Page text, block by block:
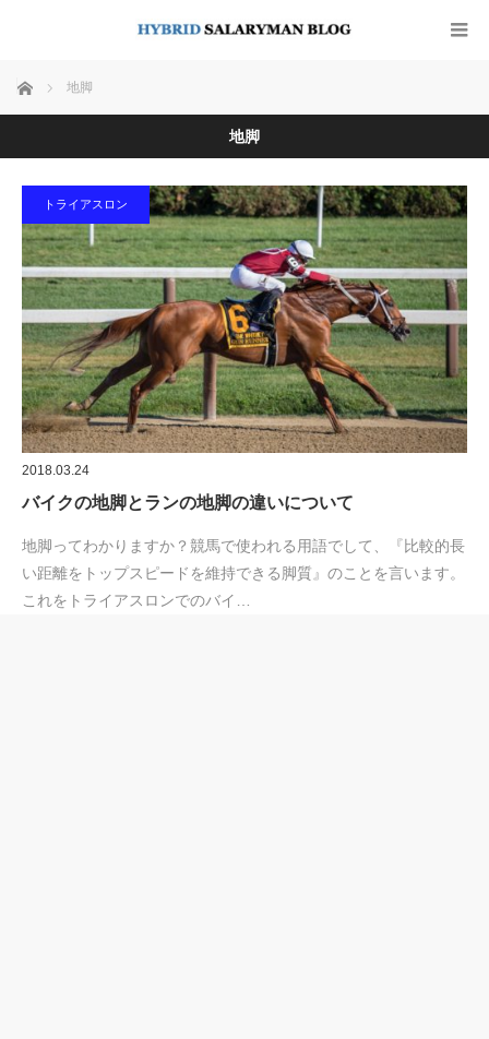
ホーム 地脚
地脚
トライアスロン
2018.03.24
バイクの地脚とランの地脚の違いについて
地脚ってわかりますか？競馬で使われる用語でして、『比較的長
い距離をトップスピードを維持できる脚質』のことを言います。
これをトライアスロンでのバイ…